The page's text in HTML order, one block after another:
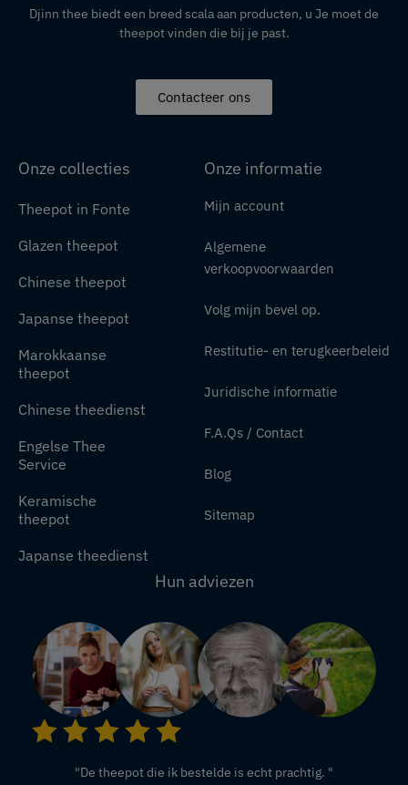
Djinn thee biedt een breed scala aan producten, u Je moet de
theepot vinden die bij je past.
Contacteer ons
Onze collecties
Theepot in Fonte
Glazen theepot
Chinese theepot
Japanse theepot
Marokkaanse
theepot
Chinese theedienst
Engelse Thee
Service
Keramische
theepot
Japanse theedienst
Onze informatie
Mijn account
Algemene
verkoopvoorwaarden
Volg mijn bevel op.
Restitutie- en terugkeerbeleid
Juridische informatie
F.A.Qs / Contact
Blog
Sitemap
Hun adviezen
"De theepot die ik bestelde is echt prachtig. "